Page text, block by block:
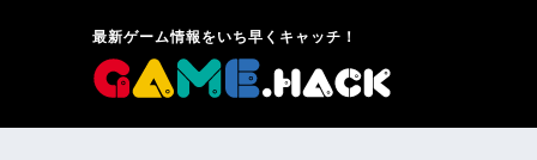
最新ゲーム情報をいち早くキャッチ！